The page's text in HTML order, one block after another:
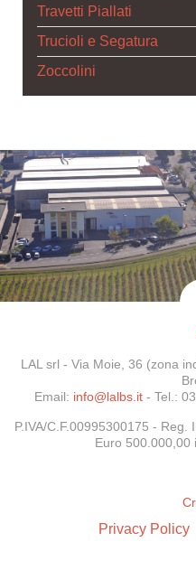
Travetti Piallati
Trucioli e Segatura
Zoccolini
LAL srl - Via Moie, 36 (zona
Email: info@lalbs.it - Tel.:
P.IVA/C.F.00995300175 - Reg.
Euro 500.000,00
Privacy Policy